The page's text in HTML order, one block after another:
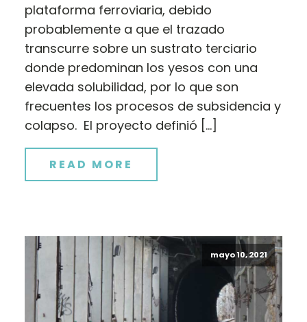
plataforma ferroviaria, debido
probablemente a que el trazado
transcurre sobre un sustrato terciario
donde predominan los yesos con una
elevada solubilidad, por lo que son
frecuentes los procesos de subsidencia y
colapso. El proyecto definió […]
READ MORE
mayo 10, 2021